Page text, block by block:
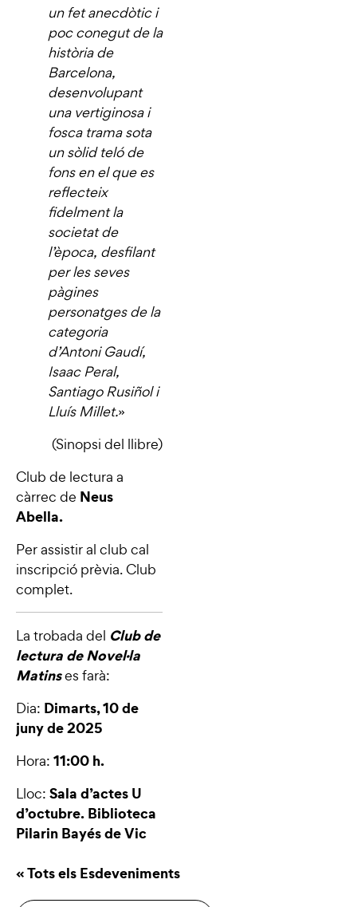
un fet anecdòtic i
poc conegut de la
història de
Barcelona,
desenvolupant
una vertiginosa i
fosca trama sota
un sòlid teló de
fons en el que es
reflecteix
fidelment la
societat de
l’època, desfilant
per les seves
pàgines
personatges de la
categoria
d’Antoni Gaudí,
Isaac Peral,
Santiago Rusiñol i
Lluís Millet.»
(Sinopsi del llibre)
Club de lectura a
càrrec de Neus
Abella.
Per assistir al club cal
inscripció prèvia. Club
complet.
La trobada del Club de
lectura de Novel·la
Matinses farà:
Dia: Dimarts, 10 de
juny de 2025
Hora: 11:00 h.
Lloc: Sala d’actes U
d’octubre. Biblioteca
Pilarin Bayés de Vic
« Tots els Esdeveniments